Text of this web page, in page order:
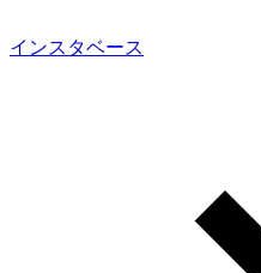
インスタベース